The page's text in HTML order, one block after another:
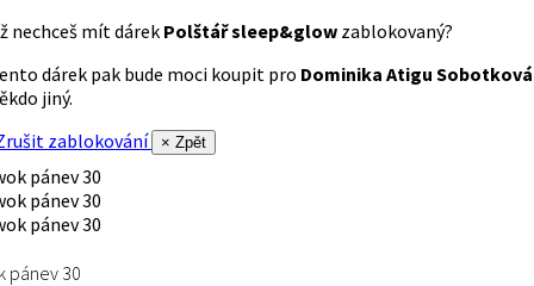
nechceš mít dárek Polštář sleep&glow zablokovaný?
dárek pak bude moci koupit pro Dominika Atigu Sobotková
jiný.
zablokování
× Zpět
pánev 30